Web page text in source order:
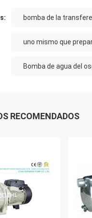
bomba de la
uno mismo que
Bomba de agua del
RECOMENDADOS